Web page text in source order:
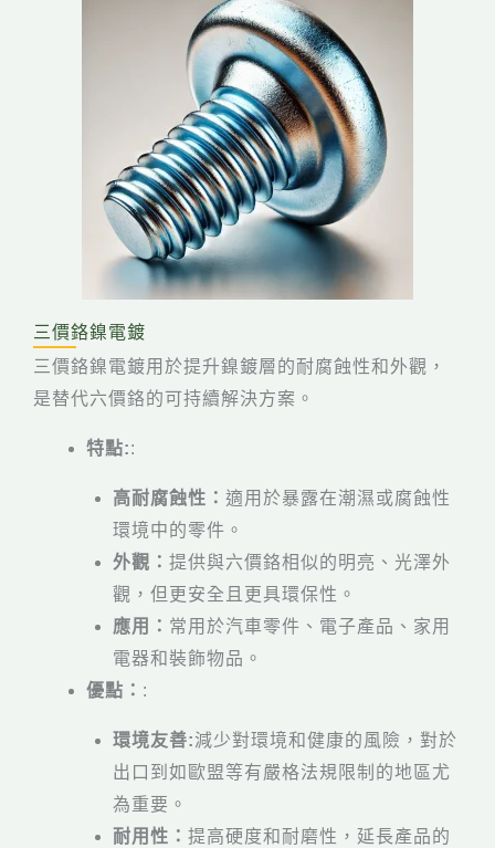
三價鉻鎳電鍍
三價鉻鎳電鍍用於提升鎳鍍層的耐腐蝕性和外觀，
是替代六價鉻的可持續解決方案。
特點::
高耐腐蝕性： 適用於暴露在潮濕或腐蝕性
環境中的零件。
外觀： 提供與六價鉻相似的明亮、光澤外
觀，但更安全且更具環保性。
應用： 常用於汽車零件、電子產品、家用
電器和裝飾物品。
優點： :
環境友善:減少對環境和健康的風險，對於
出口到如歐盟等有嚴格法規限制的地區尤
為重要。
耐用性： 提高硬度和耐磨性，延長產品的